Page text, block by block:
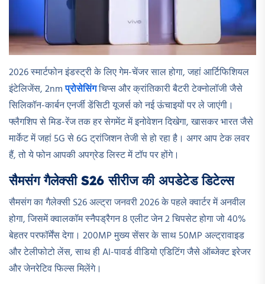
2026 स्मार्टफोन इंडस्ट्री के लिए गेम-चेंजर साल होगा, जहां आर्टिफिशियल
इंटेलिजेंस, 2nmप्रोसेसिंगचिप्स और क्रांतिकारी बैटरी टेक्नोलॉजी जैसे
सिलिकॉन-कार्बन एनर्जी डेंसिटी यूजर्स को नई ऊंचाइयों पर ले जाएंगी।
फ्लैगशिप से मिड-रेंज तक हर सेगमेंट में इनोवेशन दिखेगा, खासकर भारत जैसे
मार्केट में जहां 5G से 6G ट्रांजिशन तेजी से हो रहा है। अगर आप टेक लवर
हैं, तो ये फोन आपकी अपग्रेड लिस्ट में टॉप पर होंगे।​
सैमसंग गैलेक्सी S26 सीरीज की अपडेटेड डिटेल्स
सैमसंग का गैलेक्सी S26 अल्ट्रा जनवरी 2026 के पहले क्वार्टर में अनवील
होगा, जिसमें क्वालकॉम स्नैपड्रैगन 8 एलीट जेन 2 चिपसेट होगा जो 40%
बेहतर परफॉर्मेंस देगा। 200MP मुख्य सेंसर के साथ 50MP अल्ट्रावाइड
और टेलीफोटो लेंस, साथ ही AI-पावर्ड वीडियो एडिटिंग जैसे ऑब्जेक्ट इरेजर
और जेनरेटिव फिल्स मिलेंगे।